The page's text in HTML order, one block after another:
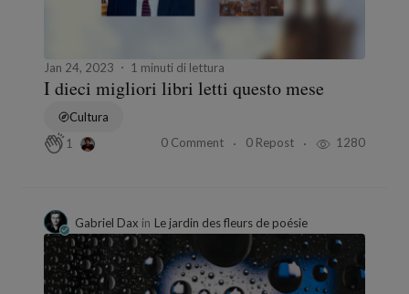
Jan 24, 2023 1 minuti di lettura
I dieci migliori libri letti questo mese
Cultura
1
0 Comment 0 Repost 1280
Gabriel Dax in Le jardin des fleurs de poésie